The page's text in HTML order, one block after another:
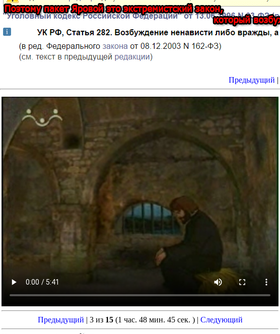
Предыдущий |
Предыдущий | 3 из 15 (1 час. 48 мин. 45 сек. )| Следующий